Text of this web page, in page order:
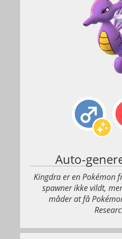
Auto-
Kingdra er en Pokémon
spawner ikke vildt,
måder at få